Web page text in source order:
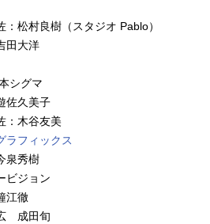
：松村良樹（スタジオ Pablo）
田大洋
シグマ
佐久美子
：木谷友美
ラフィックス
泉秀樹
ビジョン
江徹
成田旬